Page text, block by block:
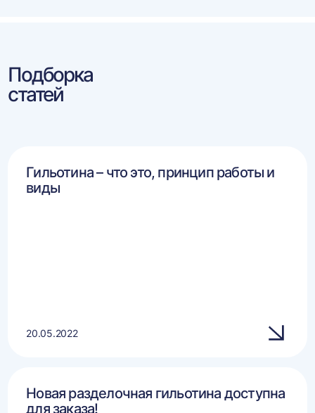
Подборка
статей
Гильотина – что это, принцип работы и
виды
20.05.2022
Новая разделочная гильотина доступна
для заказа!